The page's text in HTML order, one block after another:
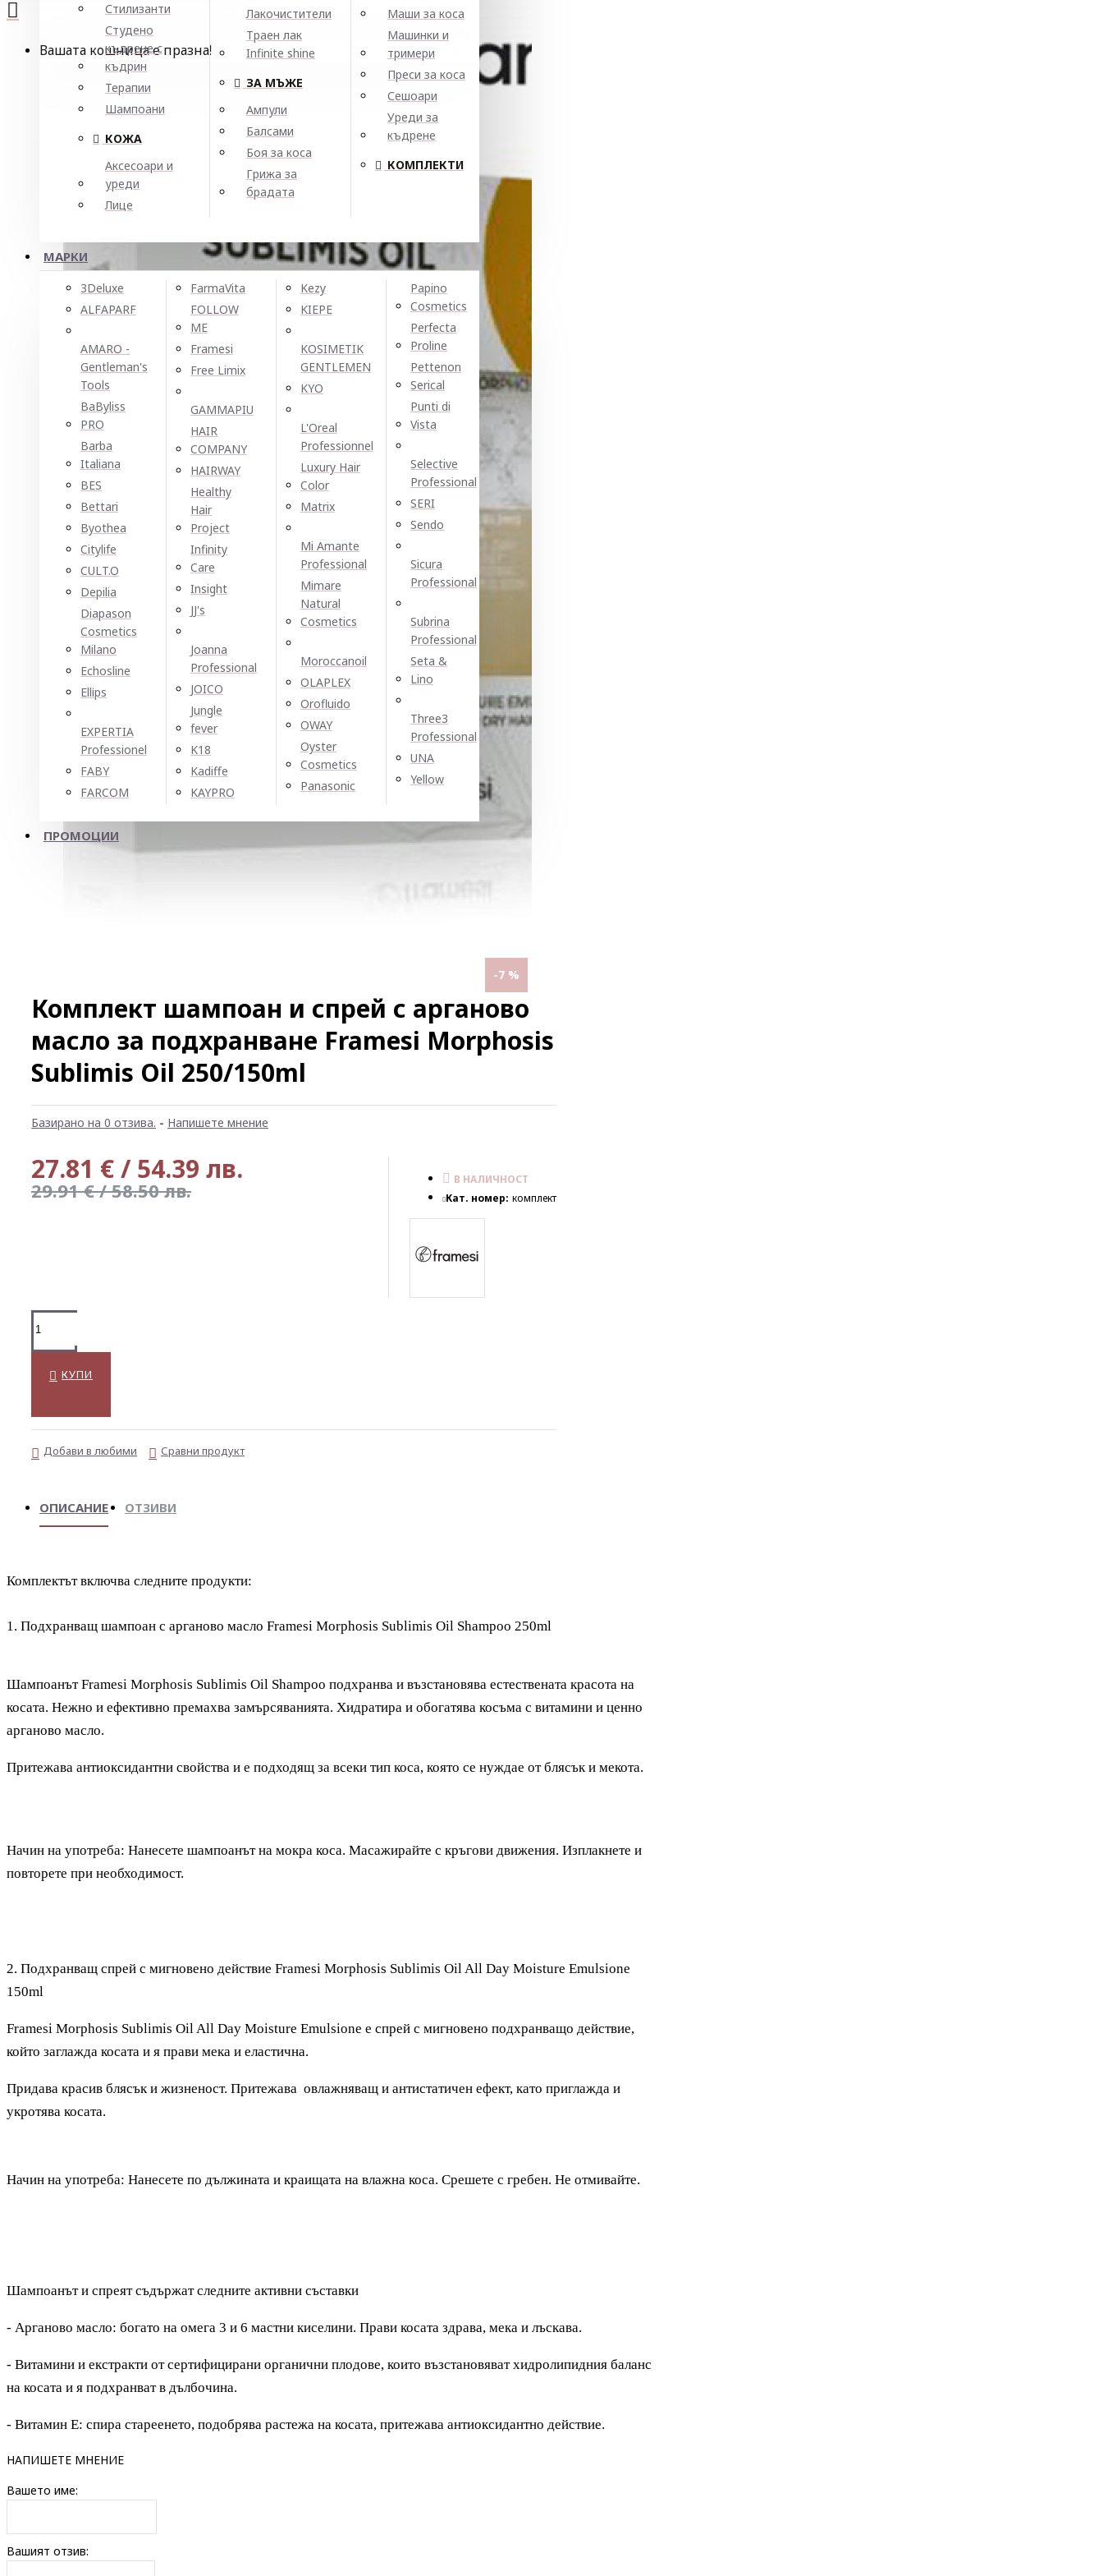
Стилизанти
Студено
къдрене с
къдрин
Терапии
Шампоани
КОЖА
Аксесоари и
уреди
Лице
Лакочистители
Траен лак
Infinite shine
ЗА МЪЖЕ
Ампули
Балсами
Боя за коса
Грижа за
брадата
Маши за коса
Машинки и
тримери
Преси за коса
Сешоари
Уреди за
къдрене
КОМПЛЕКТИ
МАРКИ
3Deluxe
ALFAPARF
AMARO -
Gentleman's
Tools
BaByliss
PRO
Barba
Italiana
BES
Bettari
Byothea
Citylife
CULT.O
Depilia
Diapason
Cosmetics
Milano
Echosline
Ellірѕ
EXPERTIA
Professionel
FABY
FARCOM
FarmaVita
FOLLOW
ME
Framesi
Free Limix
GAMMAPIU
HAIR
COMPANY
HAIRWAY
Healthy
Hair
Project
Infinity
Care
Insight
JJ's
Joanna
Professional
JOICO
Jungle
fever
K18
Kadiffe
KAYPRO
Kezy
KIEPE
KOSIMETIK
GENTLEMEN
KYO
L'Oreal
Professionnel
Luxury Hair
Color
Matrix
Mi Amante
Professional
Mimare
Natural
Cosmetics
Moroccanoil
OLAPLEX
Orofluido
OWAY
Oyster
Cosmetics
Panasonic
Papino
Cosmetics
Perfecta
Proline
Pettenon
Serical
Punti di
Vista
Selective
Professional
SERI
Sendo
Sicura
Professional
Subrina
Professional
Seta &
Lino
Three3
Professional
UNA
Yellow
ПРОМОЦИИ
Вашата кошница е празна!
-7 %
Комплект шампоан и спрей с арганово
масло за подхранване Framesi Morphosis
Sublimis Oil 250/150ml
Базирано на 0 отзива. - Напишете мнение
27.81 € / 54.39 лв.
29.91 € / 58.50 лв.
В НАЛИЧНОСТ
Кат. номер: комплект
КУПИ
Добави в любими Сравни продукт
ОПИСАНИЕ ОТЗИВИ
Комплектът включва следните продукти:
1. Подхранващ шампоан с арганово масло Framesi Morphosis Sublimis Oil Shampoo 250ml
Шампоанът Framesi Morphosis Sublimis Oil Shampoo подхранва и възстановява естествената красота на
косата. Нежно и ефективно премахва замърсяванията. Хидратира и обогатява косъма с витамини и ценно
арганово масло.
Притежава антиоксидантни свойства и е подходящ за всеки тип коса, която се нуждае от блясък и мекота.
Начин на употреба: Нанесете шампоанът на мокра коса. Масажирайте с кръгови движения. Изплакнете и
повторете при необходимост.
2. Подхранващ спрей с мигновено действие Framesi Morphosis Sublimis Oil All Day Moisture Emulsione
150ml
Framesi Morphosis Sublimis Oil All Day Moisture Emulsione е спрей с мигновено подхранващо действие,
който заглажда косата и я прави мека и еластична.
Придава красив блясък и жизненост. Притежава овлажняващ и антистатичен ефект, като приглажда и
укротява косата.
Начин на употреба: Нанесете по дължината и краищата на влажна коса. Срешете с гребен. Не отмивайте.
Шампоанът и спреят съдържат следните активни съставки
- Арганово масло: богато на омега 3 и 6 мастни киселини. Прави косата здрава, мека и лъскава.
- Витамини и екстракти от сертифицирани органични плодове, които възстановяват хидролипидния баланс
на косата и я подхранват в дълбочина.
- Витамин Е: спира стареенето, подобрява растежа на косата, притежава антиоксидантно действие.
НАПИШЕТЕ МНЕНИЕ
Вашето име:
Вашият отзив: